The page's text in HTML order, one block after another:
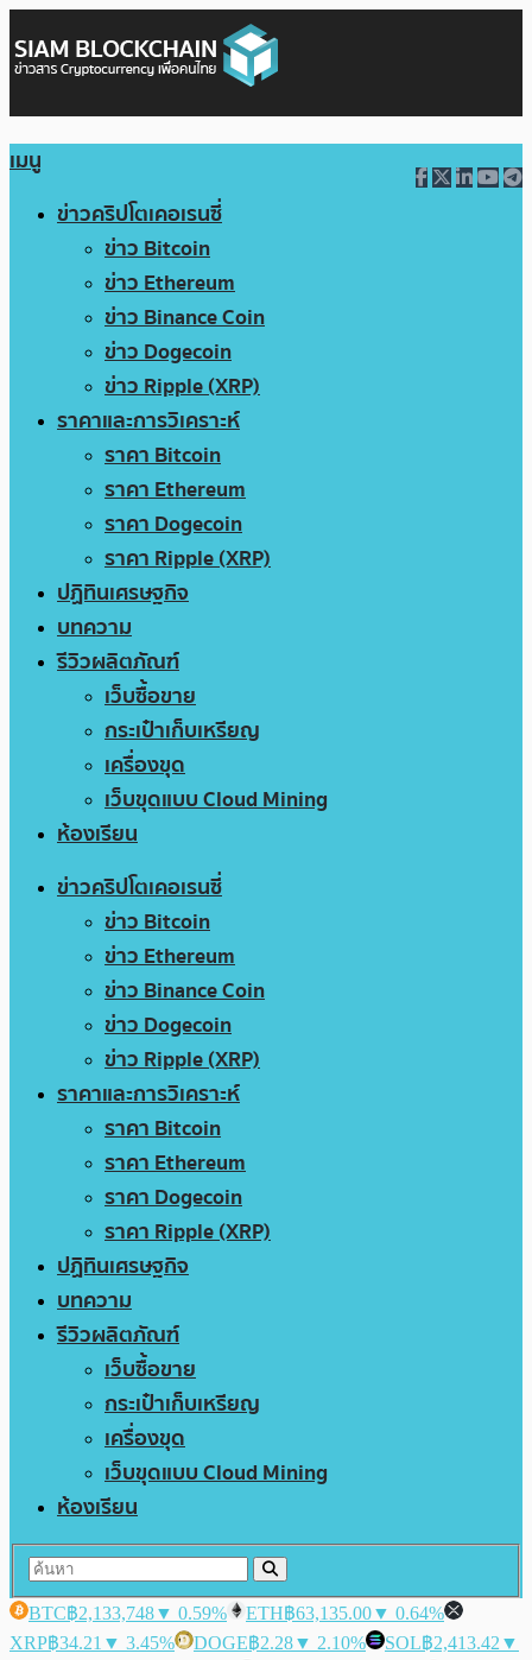
เมนู
ข่าวคริปโตเคอเรนซี่
ข่าว Bitcoin
ข่าว Ethereum
ข่าว Binance Coin
ข่าว Dogecoin
ข่าว Ripple (XRP)
ราคาและการวิเคราะห์
ราคา Bitcoin
ราคา Ethereum
ราคา Dogecoin
ราคา Ripple (XRP)
ปฏิทินเศรษฐกิจ
บทความ
รีวิวผลิตภัณฑ์
เว็บซื้อขาย
กระเป๋าเก็บเหรียญ
เครื่องขุด
เว็บขุดแบบ Cloud Mining
ห้องเรียน
ข่าวคริปโตเคอเรนซี่
ข่าว Bitcoin
ข่าว Ethereum
ข่าว Binance Coin
ข่าว Dogecoin
ข่าว Ripple (XRP)
ราคาและการวิเคราะห์
ราคา Bitcoin
ราคา Ethereum
ราคา Dogecoin
ราคา Ripple (XRP)
ปฏิทินเศรษฐกิจ
บทความ
รีวิวผลิตภัณฑ์
เว็บซื้อขาย
กระเป๋าเก็บเหรียญ
เครื่องขุด
เว็บขุดแบบ Cloud Mining
ห้องเรียน
BTC฿2,133,748▼ 0.59% ETH฿63,135.00▼ 0.64%
XRP฿34.21 ▼ 3.45% DOGE฿2.28▼ 2.10% SOL฿2,413.42 ▼